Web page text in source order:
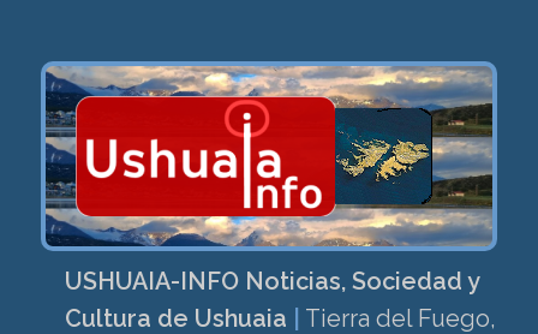
USHUAIA-INFO Noticias, Sociedad y
Cultura de Ushuaia
Tierra del Fuego,